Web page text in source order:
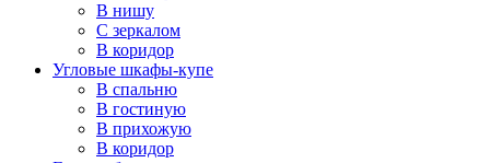
В нишу
С зеркалом
В коридор
Угловые шкафы-купе
В спальню
В гостиную
В прихожую
В коридор